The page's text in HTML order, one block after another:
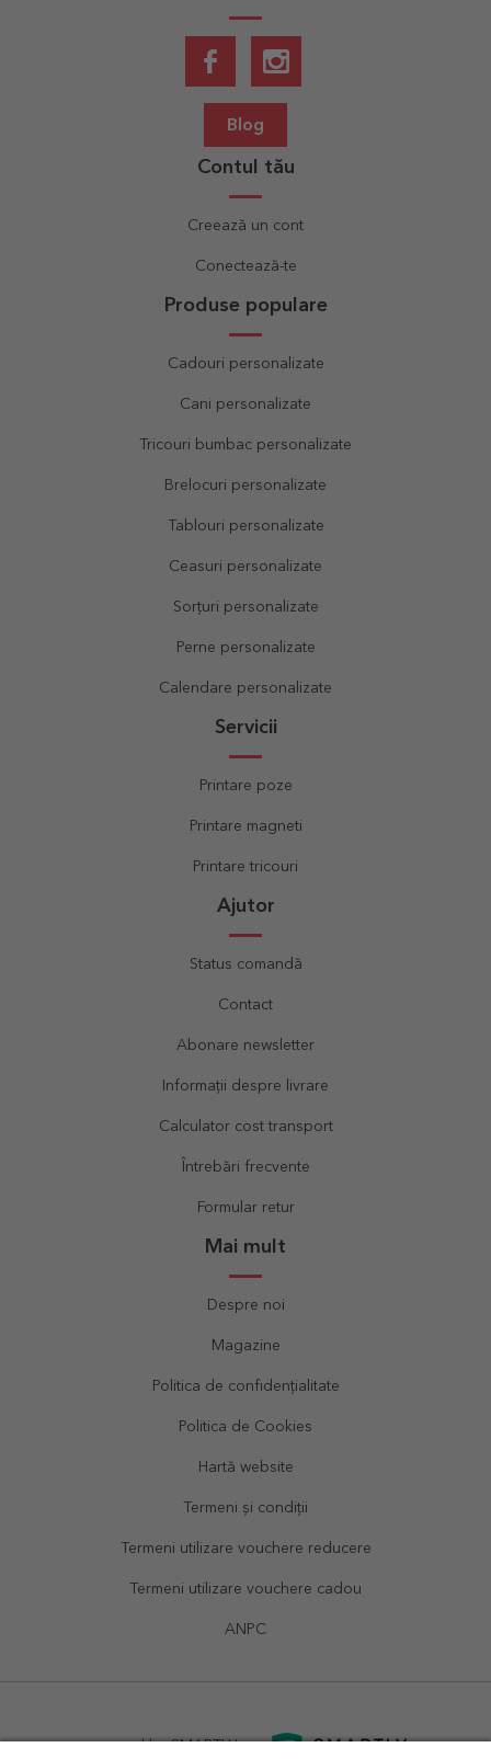
Blog
Contul tău
Creează un cont
Conectează-te
Produse populare
Cadouri personalizate
Cani personalizate
Tricouri bumbac personalizate
Brelocuri personalizate
Tablouri personalizate
Ceasuri personalizate
Sorțuri personalizate
Perne personalizate
Calendare personalizate
Servicii
Printare poze
Printare magneti
Printare tricouri
Ajutor
Status comandă
Contact
Abonare newsletter
Informații despre livrare
Calculator cost transport
Întrebări frecvente
Formular retur
Mai mult
Despre noi
Magazine
Politica de confidențialitate
Politica de Cookies
Hartă website
Termeni și condiții
Termeni utilizare vouchere reducere
Termeni utilizare vouchere cadou
ANPC
powered bySMARTLY.ro